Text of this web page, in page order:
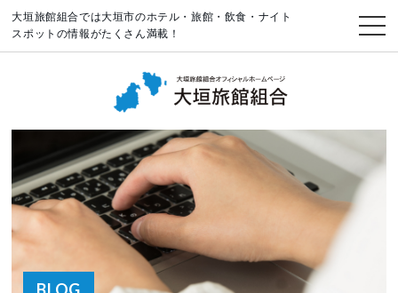
大垣旅館組合では大垣市のホテル・旅館・飲食・ナイト
スポットの情報がたくさん満載！